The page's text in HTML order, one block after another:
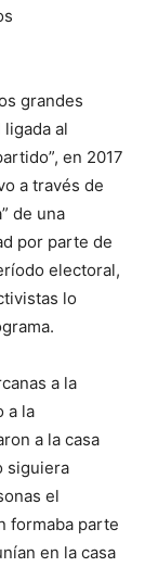
grandes
al
en 2017
a través de
de una
por parte de
electoral,
lo
a la
a la
a la casa
siguiera
el
formaba parte
en la casa